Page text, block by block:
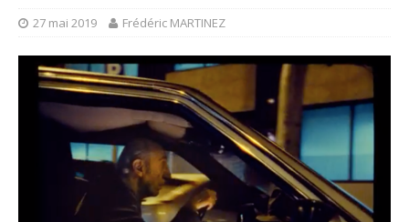
27 mai 2019 Frédéric MARTINEZ